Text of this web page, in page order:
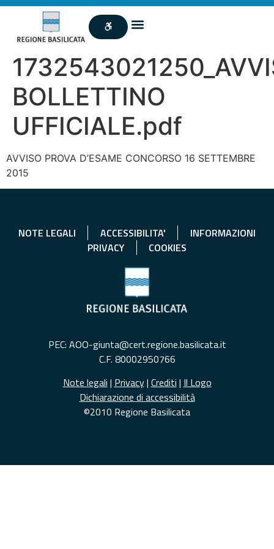
BOLLETTINO
UFFICIALE.pdf
AVVISO PROVA D’ESAME CONCORSO 16 SETTEMBRE
2015
NOTE LEGALI ACCESSIBILITA'
INFORMAZIONI
PRIVACY
COOKIES
PEC: AOO-giunta@cert.regione.basilicata.it
C.F. 80002950766
Note legali | Privacy| Crediti | Il Logo
Dichiarazione di accessibilità
©2010 Regione Basilicata